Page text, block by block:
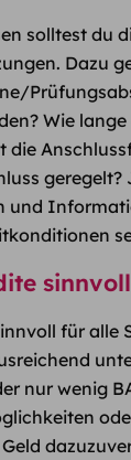
solltest du
Dazu
Wie
die
geregelt?
und
für alle
nur wenig